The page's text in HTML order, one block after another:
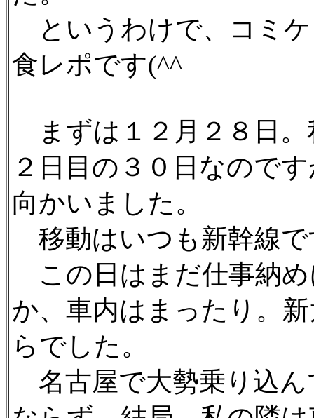
というわけで、コミ
食レポです(^^ゞ
まずは１２月２８日。
２日目の３０日なので
向かいました。
移動はいつも新幹線で
この日はまだ仕事納
か、車内はまったり。
らでした。
名古屋で大勢乗り込ん